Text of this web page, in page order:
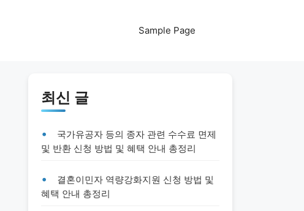
Sample Page
최신 글
국가유공자 등의 종자 관련 수수료 면제
및 반환 신청 방법 및 혜택 안내 총정리
결혼이민자 역량강화지원 신청 방법 및
혜택 안내 총정리